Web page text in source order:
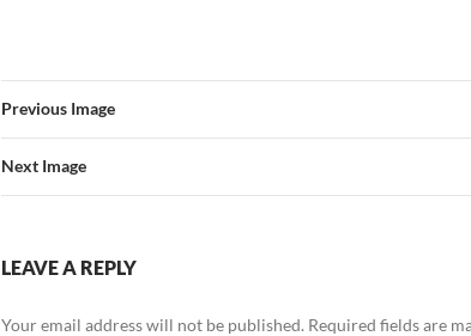
Previous Image
Next Image
LEAVE A REPLY
Your email address will not be published. Required fields are